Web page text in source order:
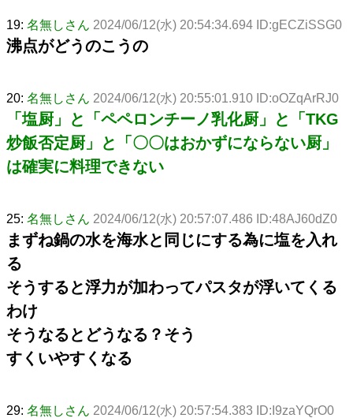
19: 名無しさん 2024/06/12(水) 20:54:34.694 ID:gECZiSSG0
沸点がどうのこうの
20: 名無しさん 2024/06/12(水) 20:55:01.910 ID:oOZqArRJ0
「塩厨」と「ペペロンチーノ乳化厨」と「TKG
炒飯否定厨」と「〇〇はおかずにならない厨」
は確実に料理できない
25: 名無しさん 2024/06/12(水) 20:57:07.486 ID:48AJ60dZ0
まずね鍋の水を海水と同じにする為に塩を入れ
る
そうすると浮力が加わってパスタが浮いてくる
わけ
そうなるとどうなる？そう
すくいやすくなる
29: 名無しさん 2024/06/12(水) 20:57:54.383 ID:I9zaYQrO0